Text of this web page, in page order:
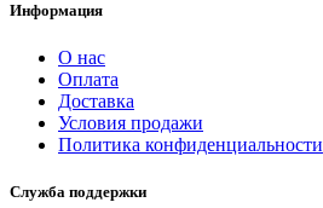
Информация
О нас
Оплата
Доставка
Условия продажи
Политика конфиденциальности
Служба поддержки